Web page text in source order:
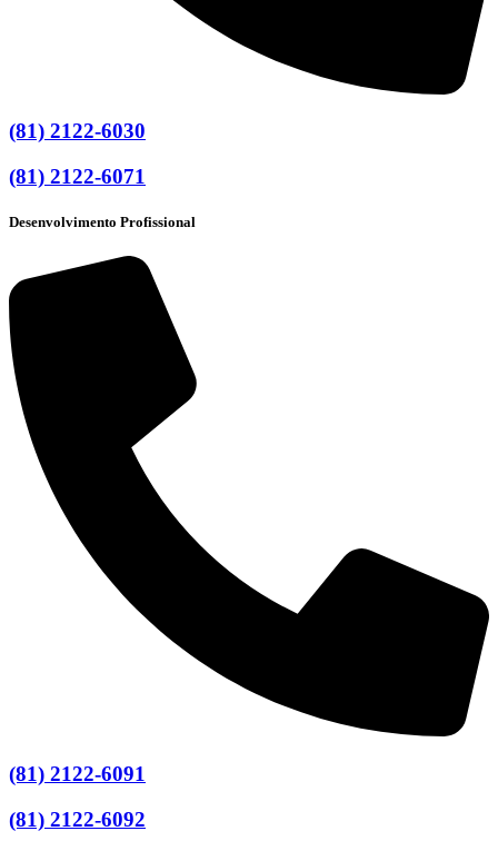
(81) 2122-6030
(81) 2122-6071
Desenvolvimento Profissional
(81) 2122-6091
(81) 2122-6092